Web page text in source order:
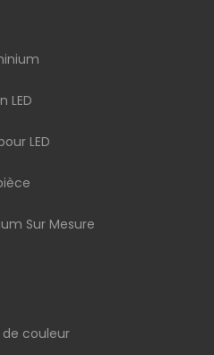
LED
LED
Sur Mesure
couleur